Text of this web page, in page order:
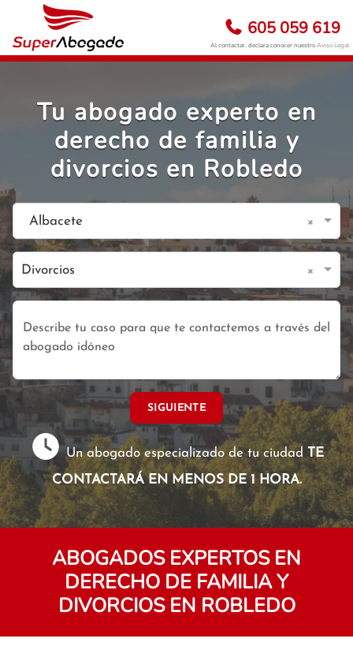
605 059 619
Al contactar, declara conocer nuestroAviso Legal
Tu abogado experto en
derecho de familia y
divorcios en Robledo
Albacete ×
Divorcios ×
SIGUIENTE
Un abogado especializado de tu ciudad TE
CONTACTARÁ EN MENOS DE 1 HORA.
ABOGADOS EXPERTOS EN
DERECHO DE FAMILIA Y
DIVORCIOS EN ROBLEDO